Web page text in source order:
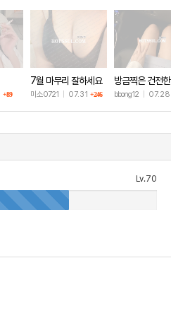
+89
7월 마무리 잘하세요
🫶
미소0721 07.31 +246
방금찍은 건전
샷
bbong12
Lv.70